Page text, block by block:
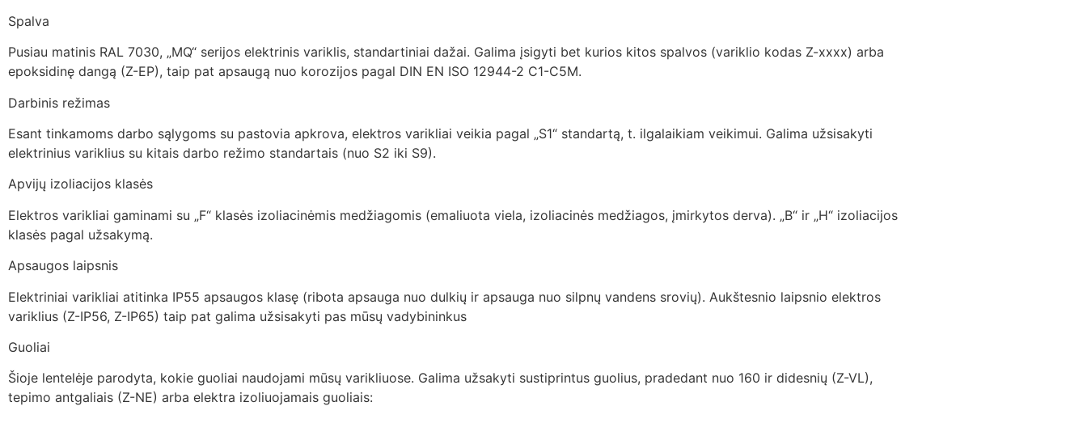
Spalva
Pusiau matinis RAL 7030, „MQ“ serijos elektrinis variklis, standartiniai dažai. Galima įsigyti bet kurios kitos spalvos (variklio kodas Z-xxxx) arba
epoksidinę dangą (Z-EP), taip pat apsaugą nuo korozijos pagal DIN EN ISO 12944-2 C1-C5M.
Darbinis režimas
Esant tinkamoms darbo sąlygoms su pastovia apkrova, elektros varikliai veikia pagal „S1“ standartą, t. ilgalaikiam veikimui. Galima užsisakyti
elektrinius variklius su kitais darbo režimo standartais (nuo S2 iki S9).
Apvijų izoliacijos klasės
Elektros varikliai gaminami su „F“ klasės izoliacinėmis medžiagomis (emaliuota viela, izoliacinės medžiagos, įmirkytos derva). „B“ ir „H“ izoliacijos
klasės pagal užsakymą.
Apsaugos laipsnis
Elektriniai varikliai atitinka IP55 apsaugos klasę (ribota apsauga nuo dulkių ir apsauga nuo silpnų vandens srovių). Aukštesnio laipsnio elektros
variklius (Z-IP56, Z-IP65) taip pat galima užsisakyti pas mūsų vadybininkus
Guoliai
Šioje lentelėje parodyta, kokie guoliai naudojami mūsų varikliuose. Galima užsakyti sustiprintus guolius, pradedant nuo 160 ir didesnių (Z-VL),
tepimo antgaliais (Z-NE) arba elektra izoliuojamais guoliais: